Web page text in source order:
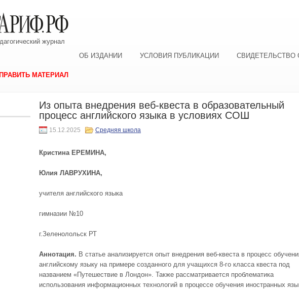
журнал
ОБ ИЗДАНИИ
УСЛОВИЯ ПУБЛИКАЦИИ СВИДЕТЕЛЬСТВО
МАТЕРИАЛ
Из опыта внедрения веб-квеста в образовательный
процесс английского языка в условиях СОШ
15.12.2025 Средняя школа
КристинаЕРЕМИНА,
Юлия ЛАВРУХИНА,
учителя английского языка
гимназии №10
г.Зеленолольск РТ
Аннотация. В статье анализируется опыт внедрения веб-квеста в процесс
английскому языку на примере созданного для учащихся 8-го класса квеста под
названием «Путешествие в Лондон». Также рассматривается проблематика
использования информационных технологий в процессе обучения иностранных